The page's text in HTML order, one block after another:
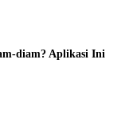
diam? Aplikasi Ini